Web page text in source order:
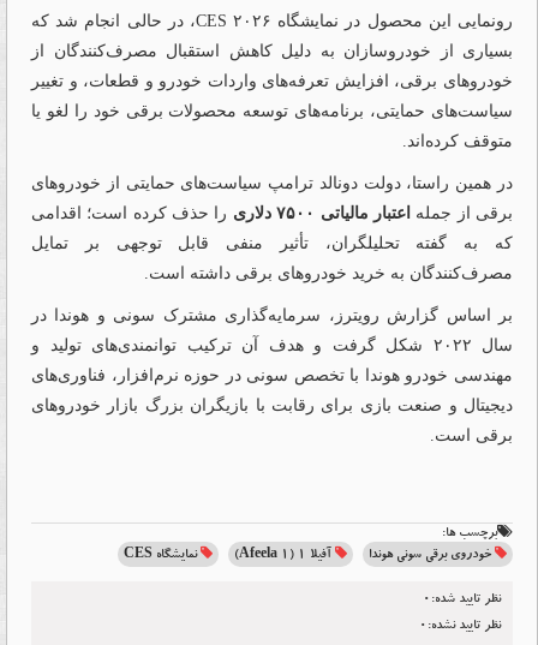
رونمایی این محصول در نمایشگاه CES ۲۰۲۶، در حالی انجام شد که
بسیاری از خودروسازان به دلیل کاهش استقبال مصرف‌کنندگان از
خودروهای برقی، افزایش تعرفه‌های واردات خودرو و قطعات، و تغییر
سیاست‌های حمایتی، برنامه‌های توسعه محصولات برقی خود را لغو یا
متوقف کرده‌اند.
در همین راستا، دولت دونالد ترامپ سیاست‌های حمایتی از خودروهای
برقی از جمله اعتبار مالیاتی ۷۵۰۰ دلاری
را حذف کرده است؛ اقدامی
که به گفته تحلیلگران، تأثیر منفی قابل توجهی بر تمایل
مصرف‌کنندگان به خرید خودروهای برقی داشته است.
بر اساس گزارش رویترز، سرمایه‌گذاری مشترک سونی و هوندا در
سال ۲۰۲۲ شکل گرفت و هدف آن ترکیب توانمندی‌های تولید و
مهندسی خودرو هوندا با تخصص سونی در حوزه نرم‌افزار، فناوری‌های
دیجیتال و صنعت بازی برای رقابت با بازیگران بزرگ بازار خودروهای
برقی است.
برچسب ها:
خودروی برقی سونی هوندا
آفیلا ۱ (Afeela 1) نمایشگاه CES
نظر تایید شده:0
نظر تایید نشده:0